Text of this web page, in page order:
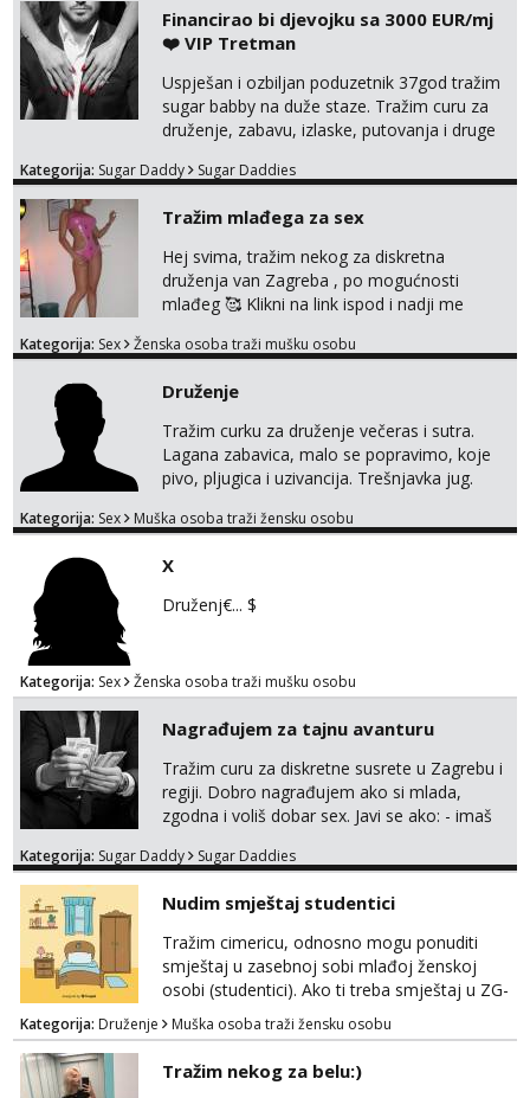
Financirao bi djevojku sa 3000 EUR/mj
❤️ VIP Tretman
Uspješan i ozbiljan poduzetnik 37god tražim
sugar babby na duže staze. Tražim curu za
druženje, zabavu, izlaske, putovanja i druge
otvorena, komunikativna, zgodna i atraktivna
markodalic37@gmail.com
Kategorija: Sugar Daddy Sugar Daddies
Tražim mlađega za sex
Hej svima, tražim nekog za diskretna
druženja van Zagreba , po mogućnosti
mlađeg 🥰 Klikni na link ispod i nadji me
Kategorija: Sex Ženska osoba traži mušku osobu
Druženje
Tražim curku za druženje večeras i sutra.
Lagana zabavica, malo se popravimo, koje
pivo, pljugica i uzivancija. Trešnjavka jug.
thing of the past We're jammin' And I hope
Kategorija: Sex Muška osoba traži žensku osobu
X
Druženj€... $
Kategorija: Sex Ženska osoba traži mušku osobu
Nagrađujem za tajnu avanturu
Tražim curu za diskretne susrete u Zagrebu i
regiji. Dobro nagrađujem ako si mlada,
zgodna i voliš dobar sex. Javi se ako: - imaš
kosu - se dobro ljubiš - si fleksibilna s
dostupna radnim danom (vikendi i noći su za
obitelj) - vodiš brigu o zdravlju i koristiš
zaštitu Ne javljajte se: - debele - frajeri i
paro...
Kategorija: Sugar Daddy Sugar Daddies
Nudim smještaj studentici
Tražim cimericu, odnosno mogu ponuditi
smještaj u zasebnoj sobi mlađoj ženskoj
osobi (studentici). Ako ti treba smještaj u ZG-
u, a ne želiš plaćati sobu i tako malo uštedjeti,
javi se na mail.
Kategorija: Druženje Muška osoba traži žensku osobu
Tražim nekog za belu:)